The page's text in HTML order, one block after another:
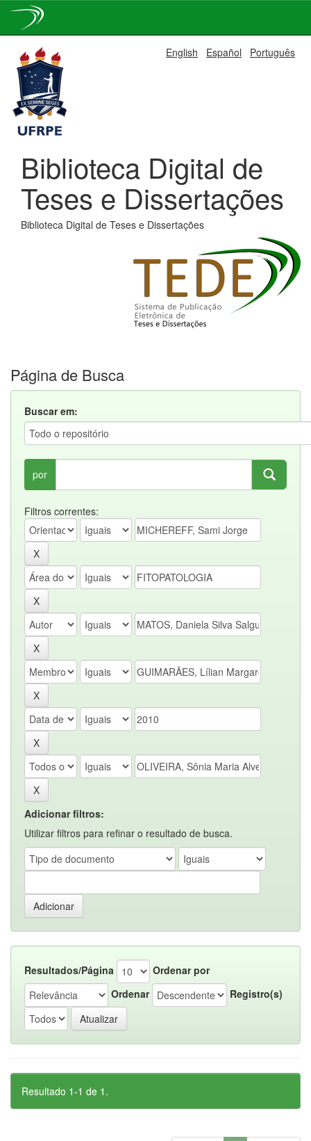
navigation
English Español Português
Biblioteca Digital de
Teses e Dissertações
Biblioteca Digital de Teses e Dissertações
Página de Busca
Buscar em:
por
Filtros correntes:
Adicionar filtros:
Utilizar filtros para refinar o resultado de busca.
Resultados/Página
Ordenar por
Ordenar
Registro(s)
Resultado 1-1 de 1.